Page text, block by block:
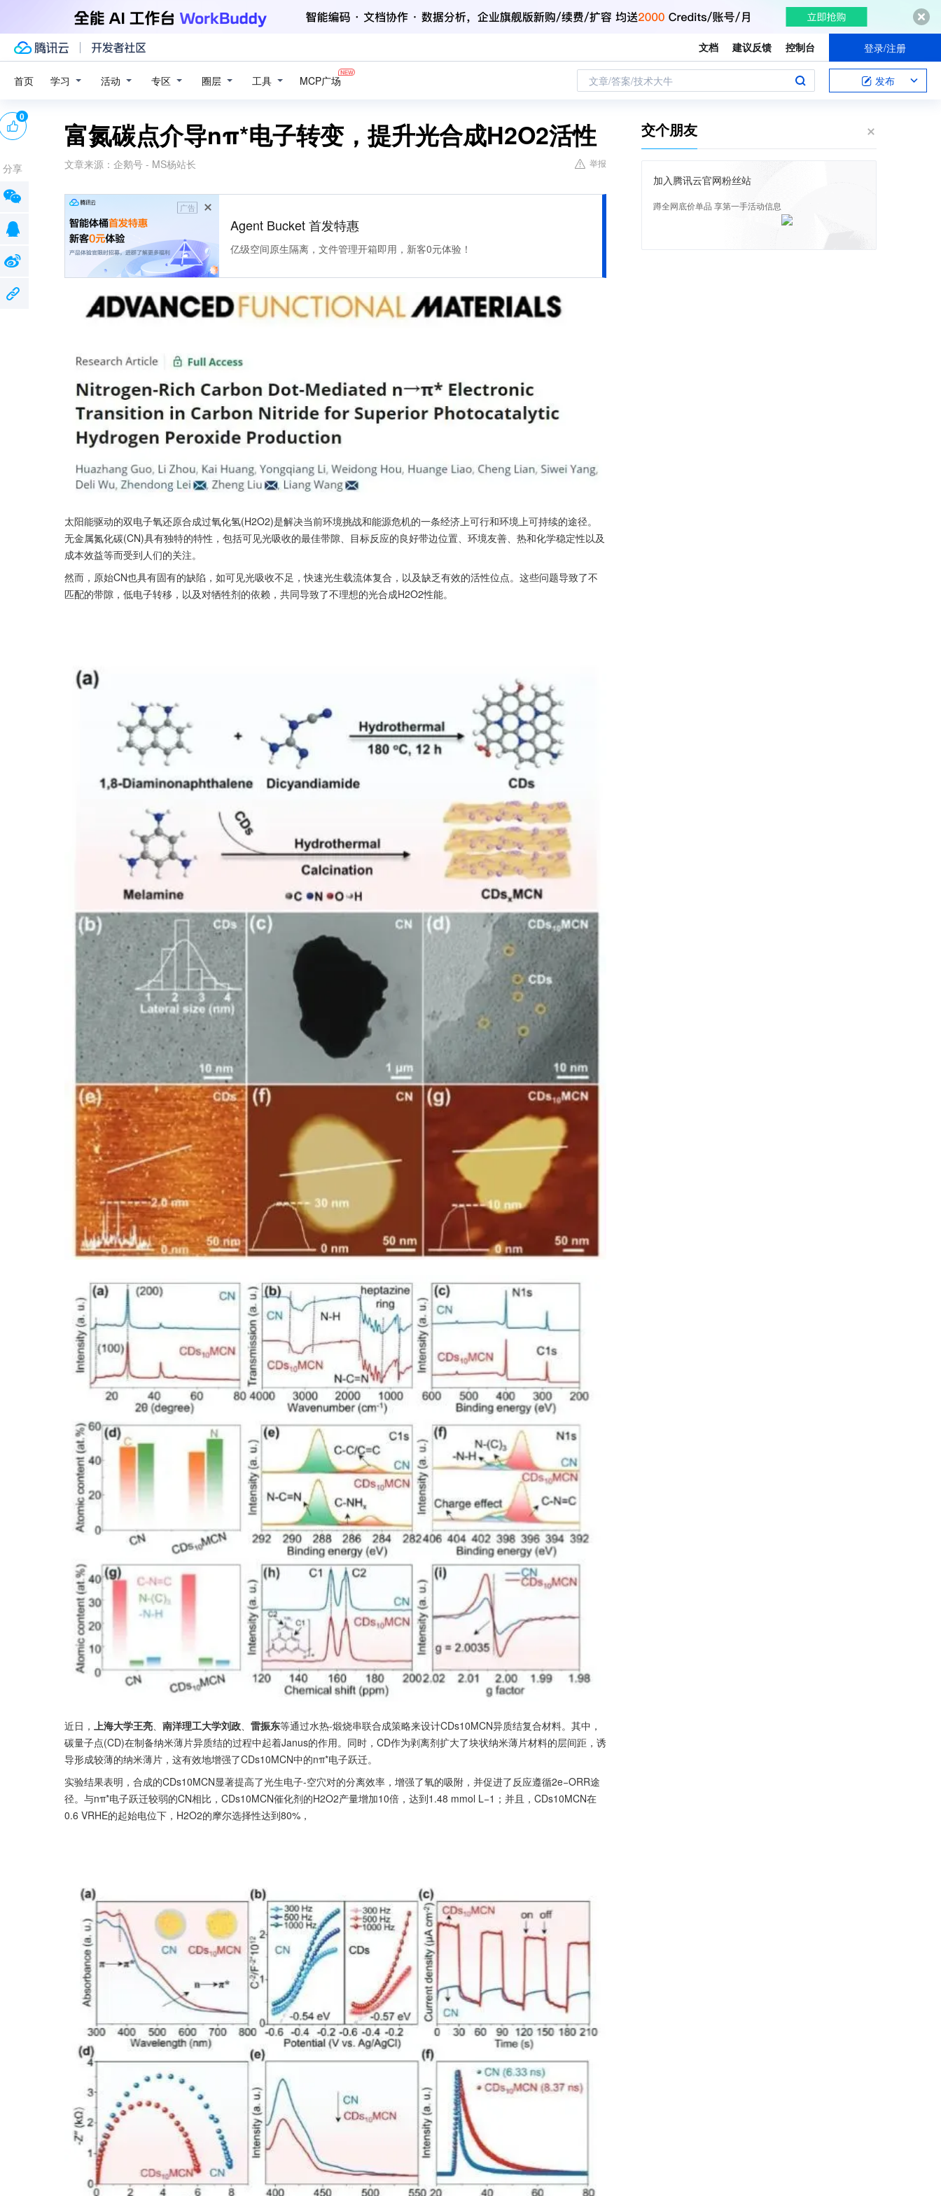
文档 建议反馈 控制台 登录/注册
首页 学习 活动 专区 圈层 工具 MCP广场 文章/答案/技术大牛 发布
富氮碳点介导nπ*电子转变，提升光合成H2O2活性
文章来源： 企鹅号 - MS杨站长 举报
广告
Agent Bucket 首发特惠
亿级空间原生隔离，文件管理开箱即用，新客0元体验！
太阳能驱动的双电子氧还原合成过氧化氢(H2O2)是解决当前环境挑战和能源危机的一条经济上可行和环境上可持续的途径。
无金属氮化碳(CN)具有独特的特性，包括可见光吸收的最佳带隙、目标反应的良好带边位置、环境友善、热和化学稳定性以及
成本效益等而受到人们的关注。
然而，原始CN也具有固有的缺陷，如可见光吸收不足，快速光生载流体复合，以及缺乏有效的活性位点。这些问题导致了不
匹配的带隙，低电子转移，以及对牺牲剂的依赖，共同导致了不理想的光合成H2O2性能。
近日， 上海大学王亮 南洋理工大学刘政 雷振东等通过水热-煅烧串联合成策略来设计CDs10MCN异质结复合材料。其中，
碳量子点(CD)在制备纳米薄片异质结的过程中起着Janus的作用。同时，CD作为剥离剂扩大了块状纳米薄片材料的层间距，诱
导形成较薄的纳米薄片，这有效地增强了CDs10MCN中的nπ*电子跃迁。
实验结果表明，合成的CDs10MCN显著提高了光生电子-空穴对的分离效率，增强了氧的吸附，并促进了反应遵循2e−ORR途
径。与nπ*电子跃迁较弱的CN相比，CDs10MCN催化剂的H2O2产量增加10倍，达到1.48 mmol L−1；并且，CDs10MCN在
0.6 VRHE的起始电位下，H2O2的摩尔选择性达到80%，
0
分享
交个朋友
加入腾讯云官网粉丝站
蹲全网底价单品 享第一手活动信息